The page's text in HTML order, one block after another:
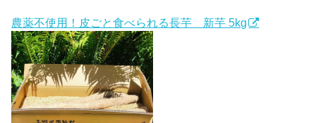
農薬不使用！皮ごと食べられる長芋 新芋 5kg